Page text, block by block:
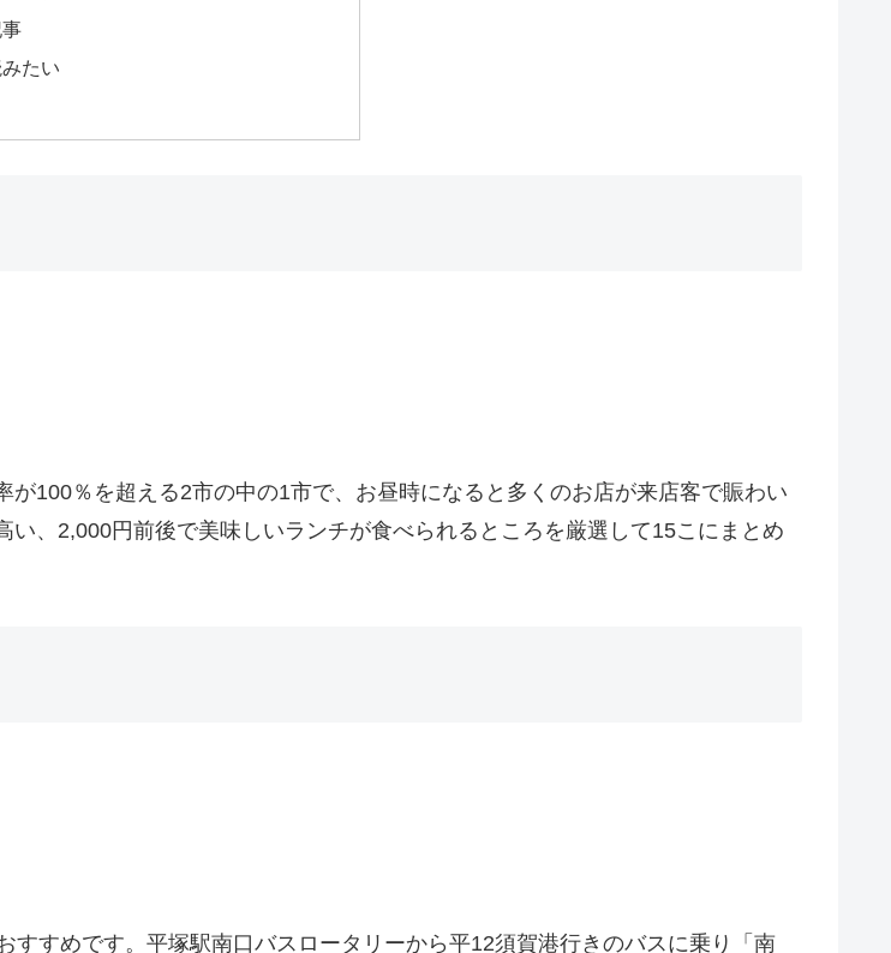
たい
100％を超える2市の中の1市で、お昼時になると多くのお店が来店客で賑わい
、2,000円前後で美味しいランチが食べられるところを厳選して15こにまとめ
すめです。平塚駅南口バスロータリーから平12須賀港行きのバスに乗り「南